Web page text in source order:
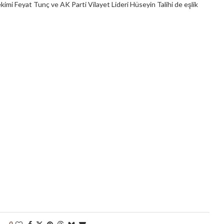
Feyat Tunç ve AK Parti Vilayet Lideri Hüseyin Talihi de eşlik